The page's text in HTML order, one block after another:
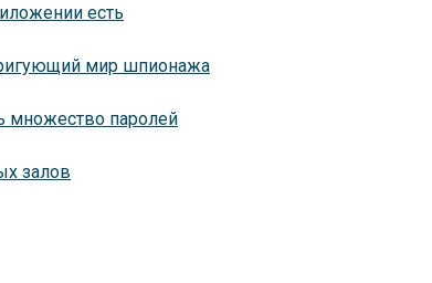
есть
мир шпионажа
множество паролей
залов